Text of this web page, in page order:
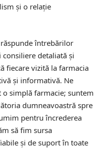
și o relație
întrebărilor
detaliată și
fiecare vizită la farmacia
și informativă. Ne
simplă farmacie; suntem
dumneavoastră spre
pentru încrederea
să fim sursa
și de suport în toate